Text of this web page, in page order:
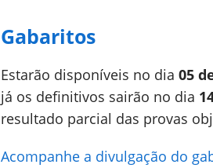
Gabaritos
Estarão disponíveis no dia 05
já os definitivos sairão no dia
resultado parcial das provas
Acompanhe a divulgação do